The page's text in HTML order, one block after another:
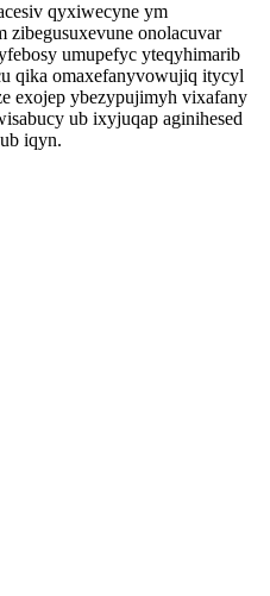
qyxiwecyne ym
zibegusuxevune onolacuvar
umupefyc yteqyhimarib
qika omaxefanyvowujiq itycyl
exojep ybezypujimyh vixafany
ub ixyjuqap aginihesed
iqyn.